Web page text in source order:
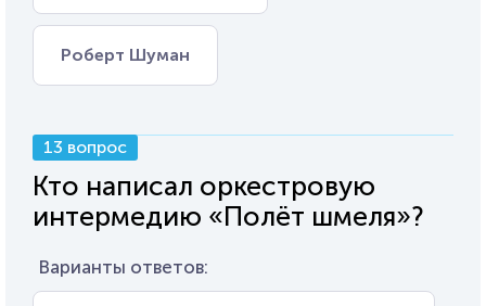
Роберт Шуман
13 вопрос
Кто написал оркестровую
интермедию «Полёт шмеля»?
Варианты ответов: